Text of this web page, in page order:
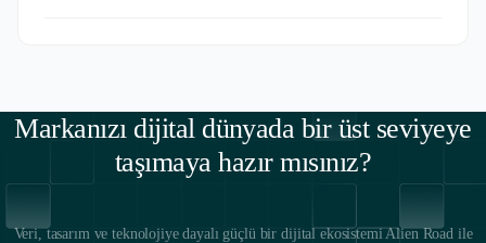
Markanızı dijital dünyada bir üst seviyeye
taşımaya hazır mısınız?
Veri, tasarım ve teknolojiye dayalı güçlü bir dijital ekosistemi Alien Road ile